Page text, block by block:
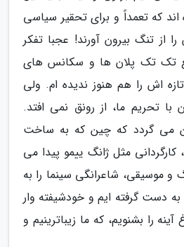
که تعمداً و برای تحقیر سیاسی
را از تنگ بیرون آورند! عجبا تفکر
تک تک پلان ها و سکانس های
اش را هم هنوز ندیده ام. ولی
با تحریم ما، از رونق نمی افتد.
می گردد که چین که به ساخت
مثل ژانگ ییمو پیدا می
و موسیقی، شاعرانگی سینما را به
دست گرفته ایم و خودشیفته وار
را بشنویم، که ما زیباترینیم و